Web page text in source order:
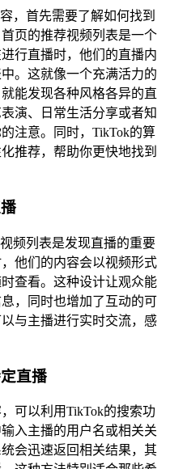
，首先需要了解如何找到
页的推荐视频列表是一个
行直播时，他们的直播内
。这就像一个充满活力的
能发现各种风格各异的直
演、日常生活分享或者知
注意。同时，TikTok的算
推荐，帮助你更快地找到
频列表是发现直播的重要
他们的内容会以视频形式
查看。这种设计让观众能
，同时也增加了互动的可
与主播进行实时交流，感
直播
可以利用TikTok的搜索功
入主播的用户名或相关关
会迅速返回相关结果，其